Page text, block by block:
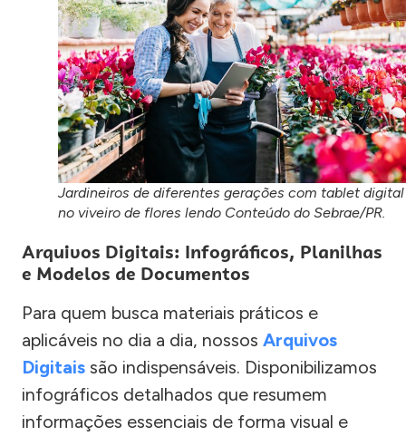
Jardineiros de diferentes gerações com tablet digital
no viveiro de flores lendo Conteúdo do Sebrae/PR.
Arquivos Digitais: Infográficos, Planilhas
e Modelos de Documentos
Para quem busca materiais práticos e
aplicáveis no dia a dia, nossos Arquivos
Digitais são indispensáveis. Disponibilizamos
infográficos detalhados que resumem
informações essenciais de forma visual e